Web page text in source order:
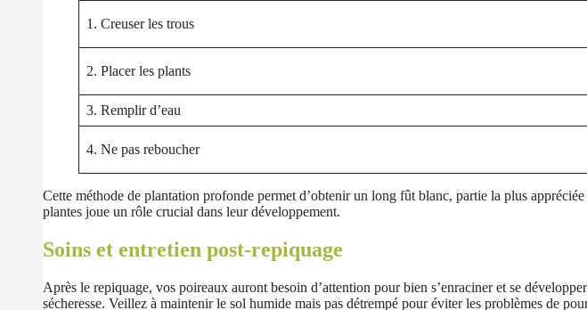
1. Creuser les trous
2. Placer les plants
3. Remplir d’eau
4. Ne pas reboucher
Cette méthode de plantation profonde permet d’obtenir un long fût blanc, partie la plus
plantes joue un rôle crucial dans leur développement.
Soins et entretien post-repiquage
Après le repiquage, vos poireaux auront besoin d’attention pour bien s’enraciner et se
sécheresse. Veillez à maintenir le sol humide mais pas détrempé pour éviter les problèmes de